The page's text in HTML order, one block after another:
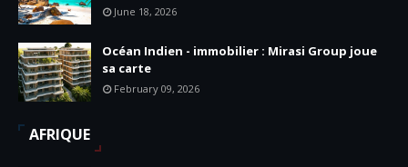
June 18, 2026
Océan Indien - immobilier : Mirasi Group joue
sa carte
February 09, 2026
AFRIQUE